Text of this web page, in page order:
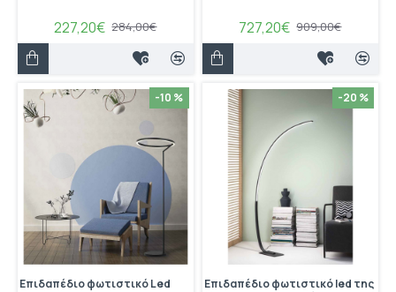
227,20€ 284,00€ 727,20€ 909,00€
-10 %
Επιδαπέδιο φωτιστικό Led
-20 %
Επιδαπέδιο φωτιστικό led της